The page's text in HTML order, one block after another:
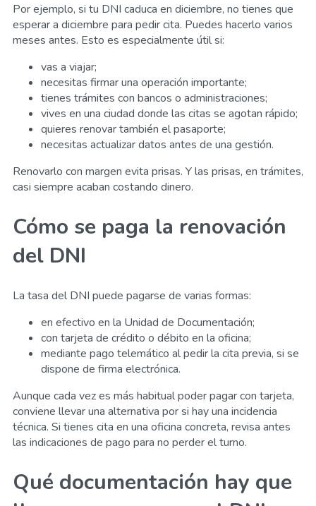
Por ejemplo, si tu DNI caduca en diciembre, no tienes que
esperar a diciembre para pedir cita. Puedes hacerlo varios
meses antes. Esto es especialmente útil si:
vas a viajar;
necesitas firmar una operación importante;
tienes trámites con bancos o administraciones;
vives en una ciudad donde las citas se agotan rápido;
quieres renovar también el pasaporte;
necesitas actualizar datos antes de una gestión.
Renovarlo con margen evita prisas. Y las prisas, en trámites,
casi siempre acaban costando dinero.
Cómo se paga la renovación
del DNI
La tasa del DNI puede pagarse de varias formas:
en efectivo en la Unidad de Documentación;
con tarjeta de crédito o débito en la oficina;
mediante pago telemático al pedir la cita previa, si se
dispone de firma electrónica.
Aunque cada vez es más habitual poder pagar con tarjeta,
conviene llevar una alternativa por si hay una incidencia
técnica. Si tienes cita en una oficina concreta, revisa antes
las indicaciones de pago para no perder el turno.
Qué documentación hay que